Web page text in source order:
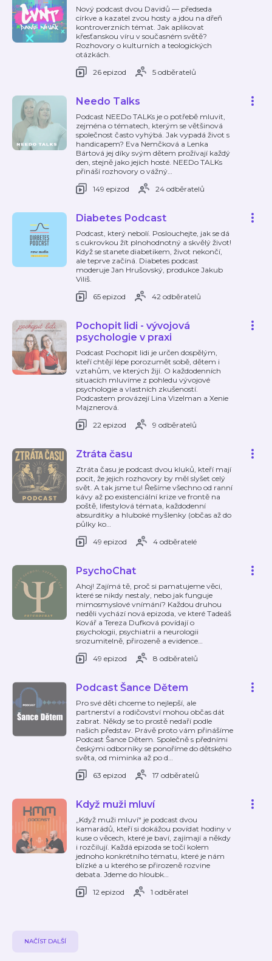
Nový podcast dvou Davidů — předseda
církve a kazatel zvou hosty a jdou na dřeň
kontroverzních témat. Jak aplikovat
křesťanskou víru v současném světě?
Rozhovory o kulturních a teologických
otázkách.
26 epizod
5 odběratelů
Needo Talks
Podcast NEEDo TALKs je o potřebě mluvit,
zejména o tématech, kterým se většinová
společnost často vyhýbá. Jak vypadá život s
handicapem? Eva Nemčková a Lenka
Bártová jej díky svým dětem prožívají každý
den, stejně jako jejich hosté. NEEDo TALKs
přináší rozhovory o vážný…
149 epizod
24 odběratelů
Diabetes Podcast
Podcast, který nebolí. Poslouchejte, jak se dá
s cukrovkou žít plnohodnotný a skvělý život!
Když se stanete diabetikem, život nekončí,
ale teprve začíná. Diabetes podcast
moderuje Jan Hrušovský, produkce Jakub
Viliš.
65 epizod
42 odběratelů
Pochopit lidi - vývojová
psychologie v praxi
Podcast Pochopit lidi je určen dospělým,
kteří chtějí lépe porozumět sobě, dětem i
vztahům, ve kterých žijí. O každodenních
situacích mluvíme z pohledu vývojové
psychologie a vlastních zkušeností.
Podcastem provázejí Lina Vizelman a Xenie
Majznerová.
22 epizod
9 odběratelů
Ztráta času
Ztráta času je podcast dvou kluků, kteří mají
pocit, že jejich rozhovory by měl slyšet celý
svět. A tak jsme tu! Řešíme všechno od ranní
kávy až po existenciální krize ve frontě na
poště, lifestylová témata, každodenní
absurditky a hluboké myšlenky (občas až do
půlky ko…
49 epizod
4 odběratelé
PsychoChat
Ahoj! Zajímá tě, proč si pamatujeme věci,
které se nikdy nestaly, nebo jak funguje
mimosmyslové vnímání? Každou druhou
neděli vychází nová epizoda, ve které Tadeáš
Kovář a Tereza Dufková povídají o
psychologii, psychiatrii a neurologii
srozumitelně, přirozeně a evidence…
49 epizod
8 odběratelů
Podcast Šance Dětem
Pro své děti chceme to nejlepší, ale
partnerství a rodičovství mohou občas dát
zabrat. Někdy se to prostě nedaří podle
našich představ. Právě proto vám přinášíme
Podcast Šance Dětem. Společně s předními
českými odborníky se ponoříme do dětského
světa, od miminka až po d…
63 epizod
17 odběratelů
Když muži mluví
„Když muži mluví“ je podcast dvou
kamarádů, kteří si dokážou povídat hodiny v
kuse o věcech, které je baví, zajímají a někdy
i rozčilují. Každá epizoda se točí kolem
jednoho konkrétního tématu, které je nám
blízké a u kterého se přirozeně rozvine
debata. Jdeme do hloubk…
12 epizod
1 odběratel
NAČÍST DALŠÍ